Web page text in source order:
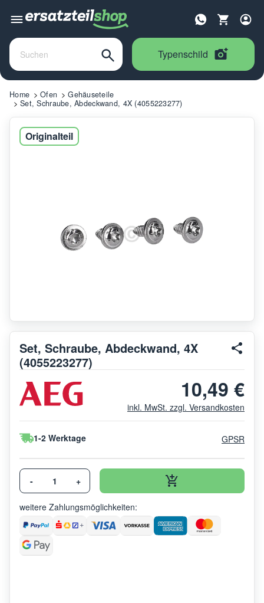
Typenschild
Home Ofen
Gehäuseteile
Set, Schraube, Abdeckwand, 4X (4055223277)
Originalteil
Set, Schraube, Abdeckwand, 4X
(4055223277)
10,49 €
inkl. MwSt. zzgl. Versandkosten
1-2 Werktage GPSR
- +
weitere Zahlungsmöglichkeiten: